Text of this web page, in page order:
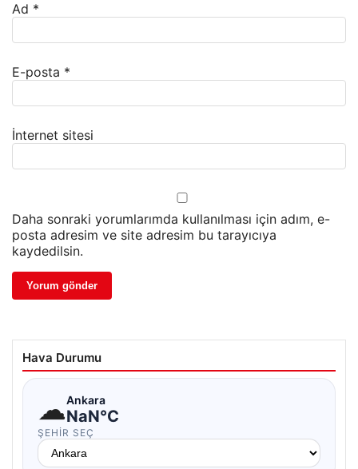
Ad *
E-posta *
İnternet sitesi
Daha sonraki yorumlarımda kullanılması için adım, e-
posta adresim ve site adresim bu tarayıcıya
kaydedilsin.
Hava Durumu
☁Ankara
NaN°C
ŞEHIR SEÇ